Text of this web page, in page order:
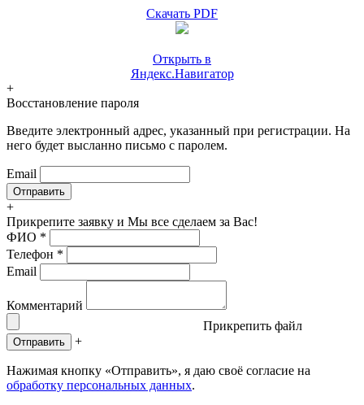
Скачать PDF
Открыть в
Яндекс.Навигатор
+
Восстановление пароля
Введите электронный адрес, указанный при регистрации. На
него будет высланно письмо с паролем.
Email
+
Прикрепите заявку и Мы все сделаем за Вас!
ФИО *
Телефон *
Email
Комментарий
Прикрепить файл
Отправить +
Нажимая кнопку «Отправить», я даю своё согласие на
обработку персональных данных.